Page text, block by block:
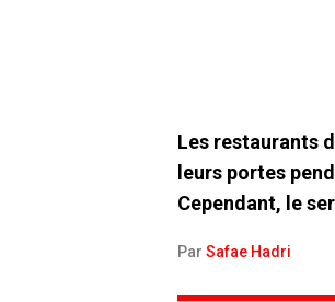
Les restaurants
leurs portes
Cependant, le
Par Safae Hadri